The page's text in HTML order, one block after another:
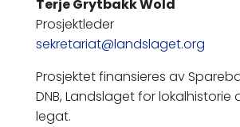
Terje Grytbakk Wold
Prosjektleder
sekretariat@landslaget.org
Prosjektet finansieres av
DNB, Landslaget for lokalhistorie
legat.